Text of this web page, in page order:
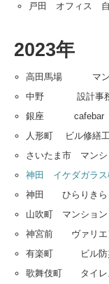
戸田 オフィス 自
2023年
高田馬場 マン
中野 設計事務
銀座 cafebar
人形町 ビル修繕
さいたま市 マン
神田 イケダガラ
神田 ひらりきら
山吹町 マンシ
神宮前 ヴァリエ
有楽町 ビル防
歌舞伎町 タイレ